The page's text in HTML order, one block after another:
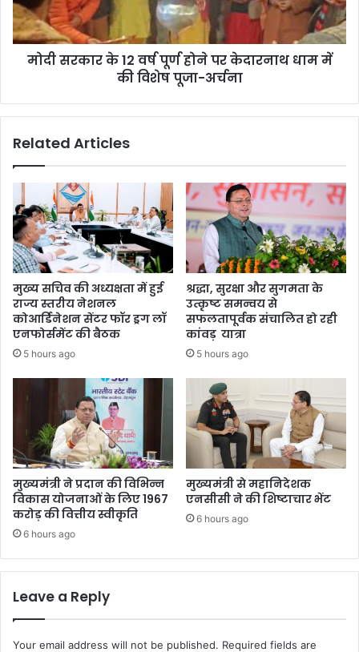
ता
ल
का
ड
के
1
2
ने
दा
र
ना
थ
म
में
की
ष
अ
र्च
ना
मोदी सरकार के 12 वर्ष पूर्ण होने पर केदारनाथ धाम में
की विशेष पूजा-अर्चना
Related Articles
मुख्य सचिव की अध्यक्षता में हुई
राज्य स्तरीय नेशनल
कोआर्डिनेशन सेंटर फॉर ड्रग लॉ
एनफोर्समेंट की बैठक
5 hours ago
श्रद्धा, सुरक्षा और सुगमता के
उत्कृष्ट समन्वय से
सफलतापूर्वक संचालित हो रही
कांवड़ यात्रा
5 hours ago
मुख्यमंत्री ने प्रदान की विभिन्न
विकास योजनाओं के लिए 1967
करोड़ की वित्तीय स्वीकृति
6 hours ago
मुख्यमंत्री से महानिदेशक
एनसीसी ने की शिष्टाचार भेंट
6 hours ago
Leave a Reply
Your email address will not be published. Required fields are